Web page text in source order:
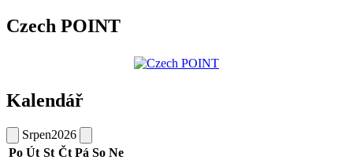
Czech POINT
Kalendář
Srpen2026
Po Út St Čt Pá So Ne